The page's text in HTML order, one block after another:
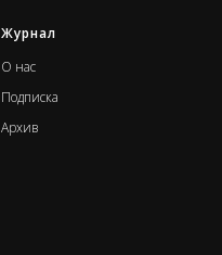
Журнал
О нас
Подписка
Архив